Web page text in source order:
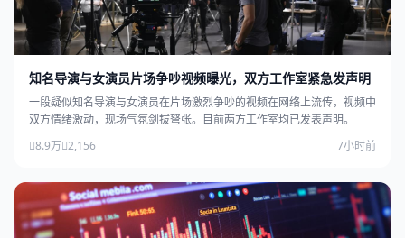
知名导演与女演员片场争吵视频曝光，双方工作室紧急发声明
一段疑似知名导演与女演员在片场激烈争吵的视频在网络上流传，视频中
双方情绪激动，现场气氛剑拔弩张。目前两方工作室均已发表声明。
8.9万 2,156 7小时前